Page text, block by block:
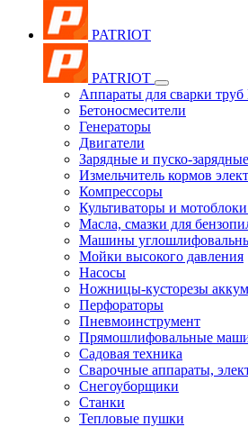
PATRIOT
PATRIOT
Аппараты для сварки
Бетоносмесители
Генераторы
Двигатели
Зарядные и пуско-
Измельчитель кормов
Компрессоры
Культиваторы и
Масла, смазки для
Машины
Мойки высокого давления
Насосы
Ножницы-кусторезы
Перфораторы
Пневмоинструмент
Прямошлифовальные
Садовая техника
Сварочные аппараты,
Снегоуборщики
Станки
Тепловые пушки